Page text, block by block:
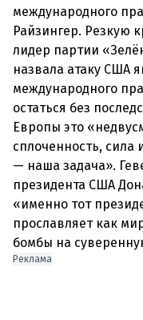
международного
Райзингер. Резкую
лидер партии
назвала атаку США
международного
остаться без
Европы это
сплоченность,
— наша задача».
президента США
«именно тот
прославляет как
бомбы на
Реклама